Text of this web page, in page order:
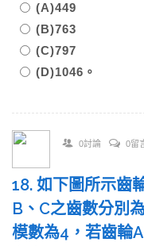
(A)449
(B)763
(C)797
(D)1046。
0討論 0留
18. 如下圖所示齒
B、C之齒數分別
模數為4，若齒輪